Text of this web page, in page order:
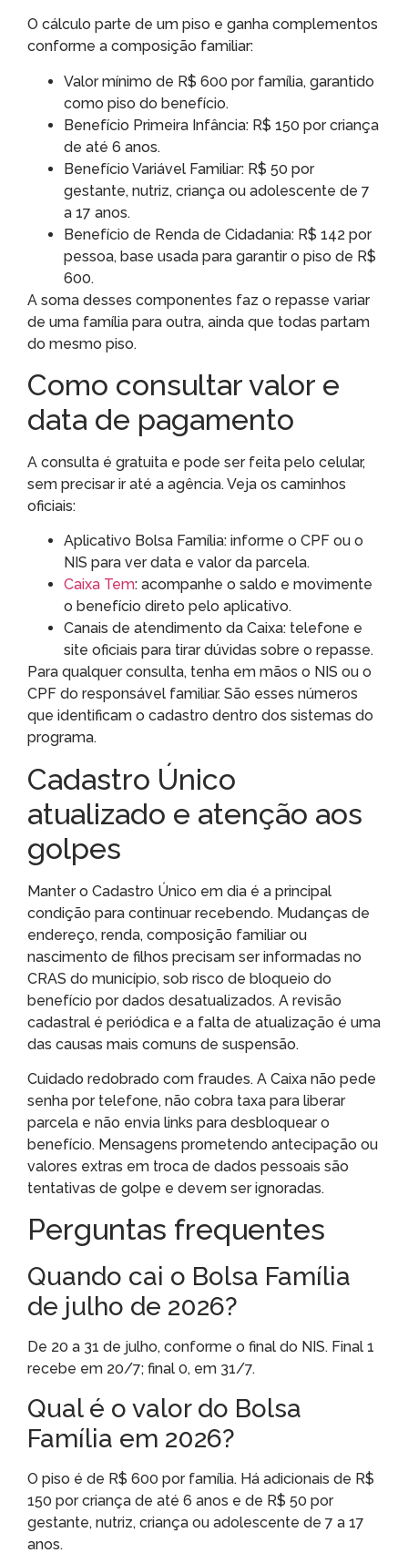
O cálculo parte de um piso e ganha complementos
conforme a composição familiar:
Valor mínimo de R$ 600 por família, garantido
como piso do benefício.
Benefício Primeira Infância: R$ 150 por criança
de até 6 anos.
Benefício Variável Familiar: R$ 50 por
gestante, nutriz, criança ou adolescente de 7
a 17 anos.
Benefício de Renda de Cidadania: R$ 142 por
pessoa, base usada para garantir o piso de R$
600.
A soma desses componentes faz o repasse variar
de uma família para outra, ainda que todas partam
do mesmo piso.
Como consultar valor e
data de pagamento
A consulta é gratuita e pode ser feita pelo celular,
sem precisar ir até a agência. Veja os caminhos
oficiais:
Aplicativo Bolsa Família: informe o CPF ou o
NIS para ver data e valor da parcela.
Caixa Tem: acompanhe o saldo e movimente
o benefício direto pelo aplicativo.
Canais de atendimento da Caixa: telefone e
site oficiais para tirar dúvidas sobre o repasse.
Para qualquer consulta, tenha em mãos o NIS ou o
CPF do responsável familiar. São esses números
que identificam o cadastro dentro dos sistemas do
programa.
Cadastro Único
atualizado e atenção aos
golpes
Manter o Cadastro Único em dia é a principal
condição para continuar recebendo. Mudanças de
endereço, renda, composição familiar ou
nascimento de filhos precisam ser informadas no
CRAS do município, sob risco de bloqueio do
benefício por dados desatualizados. A revisão
cadastral é periódica e a falta de atualização é uma
das causas mais comuns de suspensão.
Cuidado redobrado com fraudes. A Caixa não pede
senha por telefone, não cobra taxa para liberar
parcela e não envia links para desbloquear o
benefício. Mensagens prometendo antecipação ou
valores extras em troca de dados pessoais são
tentativas de golpe e devem ser ignoradas.
Perguntas frequentes
Quando cai o Bolsa Família
de julho de 2026?
De 20 a 31 de julho, conforme o final do NIS. Final 1
recebe em 20/7; final 0, em 31/7.
Qual é o valor do Bolsa
Família em 2026?
O piso é de R$ 600 por família. Há adicionais de R$
150 por criança de até 6 anos e de R$ 50 por
gestante, nutriz, criança ou adolescente de 7 a 17
anos.